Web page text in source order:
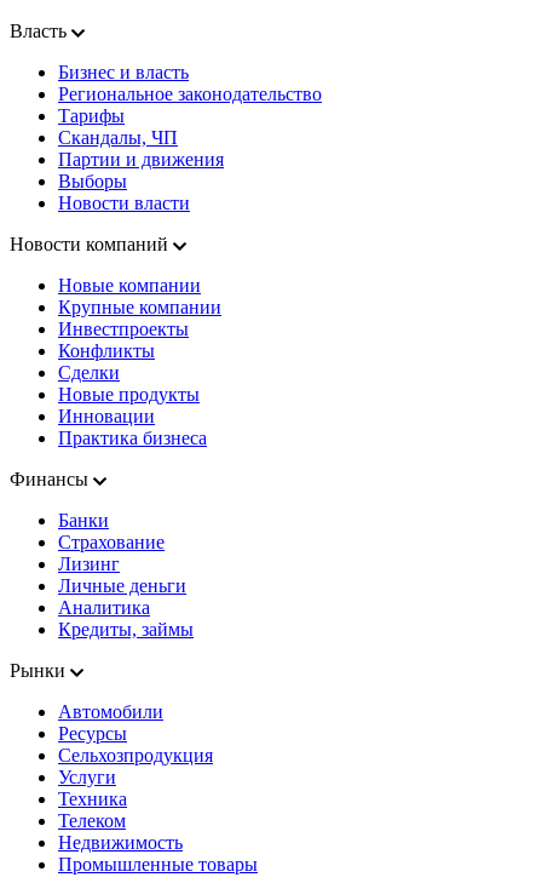
Власть
Бизнес и власть
Региональное законодательство
Тарифы
Скандалы, ЧП
Партии и движения
Выборы
Новости власти
Новости компаний
Новые компании
Крупные компании
Инвестпроекты
Конфликты
Сделки
Новые продукты
Инновации
Практика бизнеса
Финансы
Банки
Страхование
Лизинг
Личные деньги
Аналитика
Кредиты, займы
Рынки
Автомобили
Ресурсы
Сельхозпродукция
Услуги
Техника
Телеком
Недвижимость
Промышленные товары